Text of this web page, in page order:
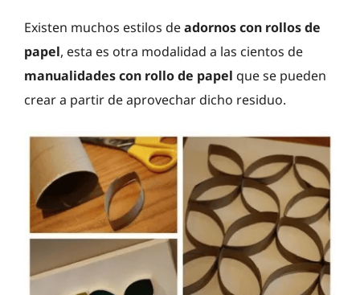
Existen muchos estilos deadornos con rollos de
papel, esta es otra modalidad a las cientos de
manualidades con rollo de papel que se pueden
crear a partir de aprovechar dicho residuo.